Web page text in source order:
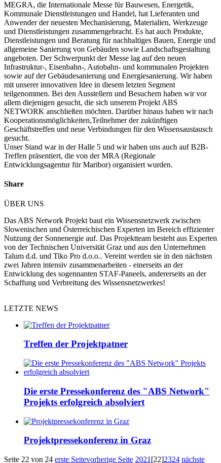
MEGRA, die Internationale Messe für Bauwesen, Energetik,
Kommunale Dienstleistungen und Handel, hat Lieferanten und
Anwender der neuesten Mechanisierung, Materialien, Werkzeuge
und Dienstleistungen zusammengebracht. Es hat auch Produkte,
Dienstleistungen und Beratung für nachhaltiges Bauen, Energie und
allgemeine Sanierung von Gebäuden sowie Landschaftsgestaltung
angeboten. Der Schwerpunkt der Messe lag auf den neuen
Infrastruktur-, Eisenbahn-, Autobahn- und kommunalen Projekten
sowie auf der Gebäudesanierung und Energiesanierung. Wir haben
mit unserer innovativen Idee in diesem letzten Segment
teilgenommen. Bei den Ausstellern und Besuchern haben wir vor
allem diejenigen gesucht, die sich unserem Projekt ABS
NETWORK anschließen möchten. Darüber hinaus haben wir nach
Kooperationsmöglichkeiten,Teilnehmer der zukünftigen
Geschäftstreffen und neue Verbindungen für den Wissensaustausch
gesucht.
Unser Stand war in der Halle 5 und wir haben uns auch auf B2B-
Treffen präsentiert, die von der MRA (Regionale
Entwicklungsagentur für Maribor) organisiert wurden.
Share
ÜBER UNS
Das ABS Network Projekt baut ein Wissensnetzwerk zwischen
Slowenischen und Österreichischen Experten im Bereich effizienter
Nutzung der Sonnenergie auf. Das Projektteam besteht aus Experten
von der Technischen Universität Graz und aus den Unternehmen
Talum d.d. und Tiko Pro d.o.o.. Vereint werden sie in den nächsten
zwei Jahren intensiv zusammenarbeiten - einerseits an der
Entwicklung des sogennanten STAF-Paneels, andererseits an der
Schaffung und Verbreitung des Wissensnetzwerkes!
LETZTE NEWS
Treffen der Projektpatner
Die erste Pressekonferenz des "ABS Network"
Projekts erfolgreich absolviert
Projektpressekonferenz in Graz
Seite 22 von 24 erste Seitevorherige Seite 2021 [22]2324 nächste